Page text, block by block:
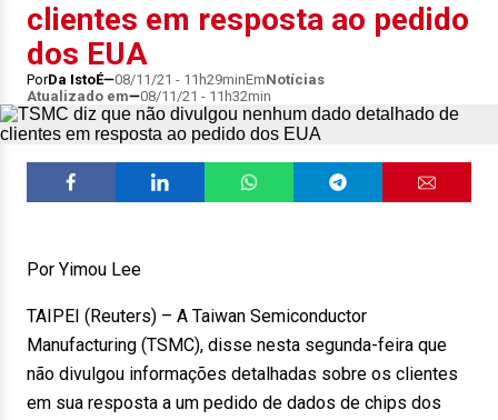
clientes em resposta ao pedido
dos EUA
PorDa IstoÉ 08/11/21 - 11h29minEmNotícias
Atualizado em
08/11/21 - 11h32min
Por Yimou Lee
TAIPEI (Reuters) – A Taiwan Semiconductor
Manufacturing (TSMC), disse nesta segunda-feira que
não divulgou informações detalhadas sobre os clientes
em sua resposta a um pedido de dados de chips dos